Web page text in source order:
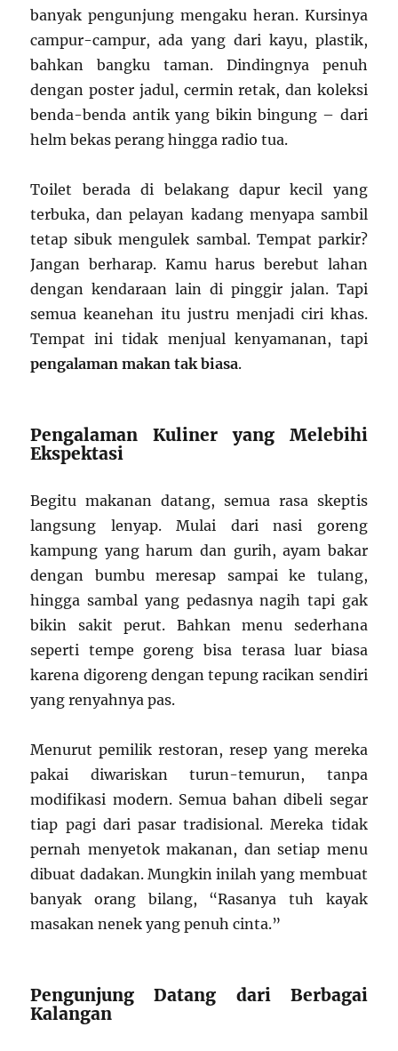
banyak pengunjung mengaku heran. Kursinya
campur-campur, ada yang dari kayu, plastik,
bahkan bangku taman. Dindingnya penuh
dengan poster jadul, cermin retak, dan koleksi
benda-benda antik yang bikin bingung – dari
helm bekas perang hingga radio tua.
Toilet berada di belakang dapur kecil yang
terbuka, dan pelayan kadang menyapa sambil
tetap sibuk mengulek sambal. Tempat parkir?
Jangan berharap. Kamu harus berebut lahan
dengan kendaraan lain di pinggir jalan. Tapi
semua keanehan itu justru menjadi ciri khas.
Tempat ini tidak menjual kenyamanan, tapi
pengalaman makan tak biasa.
Pengalaman Kuliner yang Melebihi
Ekspektasi
Begitu makanan datang, semua rasa skeptis
langsung lenyap. Mulai dari nasi goreng
kampung yang harum dan gurih, ayam bakar
dengan bumbu meresap sampai ke tulang,
hingga sambal yang pedasnya nagih tapi gak
bikin sakit perut. Bahkan menu sederhana
seperti tempe goreng bisa terasa luar biasa
karena digoreng dengan tepung racikan sendiri
yang renyahnya pas.
Menurut pemilik restoran, resep yang mereka
pakai diwariskan turun-temurun, tanpa
modifikasi modern. Semua bahan dibeli segar
tiap pagi dari pasar tradisional. Mereka tidak
pernah menyetok makanan, dan setiap menu
dibuat dadakan. Mungkin inilah yang membuat
banyak orang bilang, “Rasanya tuh kayak
masakan nenek yang penuh cinta.”
Pengunjung Datang dari Berbagai
Kalangan